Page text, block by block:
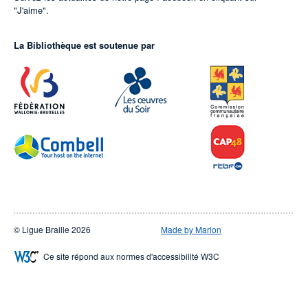
"J'aime".
La Bibliothèque est soutenue par
© Ligue Braille 2026 Made by Marlon
Ce site répond aux normes d'accessibilité W3C